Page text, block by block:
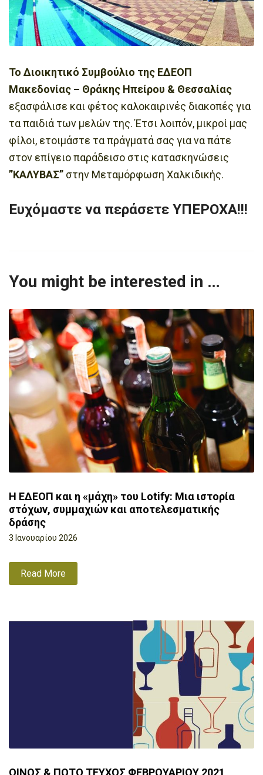
Το Διοικητικό Συμβούλιο της ΕΔΕΟΠ
Μακεδονίας – Θράκης Ηπείρου & Θεσσαλίας
εξασφάλισε και φέτος καλοκαιρινές διακοπές για
τα παιδιά των μελών της. Έτσι λοιπόν, μικροί μας
φίλοι, ετοιμάστε τα πράγματά σας για να πάτε
στον επίγειο παράδεισο στις κατασκηνώσεις
”ΚΑΛΥΒΑΣ” στην Μεταμόρφωση Χαλκιδικής.
Ευχόμαστε να περάσετε ΥΠΕΡΟΧΑ!!!
You might be interested in …
Η ΕΔΕΟΠ και η «μάχη» του Lotify: Μια ιστορία
στόχων, συμμαχιών και αποτελεσματικής
δράσης
3 Ιανουαρίου 2026
Read More
ΟΙΝΟΣ & ΠΟΤΟ ΤΕΥΧΟΣ ΦΕΒΡΟΥΑΡΙΟΥ 2021